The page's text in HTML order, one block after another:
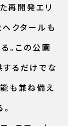
再開発エリ
クタールも
。この公園
るだけでな
も兼ね備え